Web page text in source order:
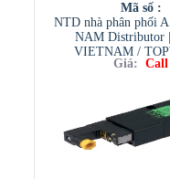
Mã số :
NTD nhà phân phối
NAM Distributor
VIETNAM /
VIETNAM /Giá: Call